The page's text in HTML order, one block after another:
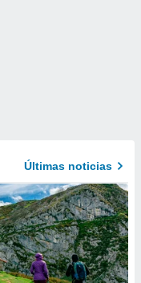
Últimas noticias